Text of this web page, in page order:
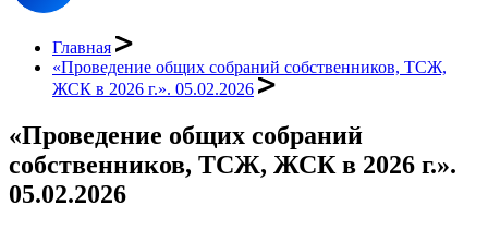
Главная
«Проведение общих собраний собственников, ТСЖ,
ЖСК в 2026 г.». 05.02.2026
«Проведение общих собраний
собственников, ТСЖ, ЖСК в 2026 г.».
05.02.2026